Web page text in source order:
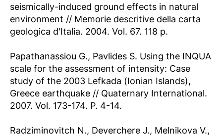
seismically-induced ground effects in natural
environment // Memorie descritive della carta
geologica d'Italia. 2004. Vol. 67. 118 p.
Papathanassiou G., Pavlides S. Using the INQUA
scale for the assessment of intensity: Case
study of the 2003 Lefkada (Ionian Islands),
Greece earthquake // Quaternary International.
2007. Vol. 173-174. P. 4-14.
Radziminovitch N., Deverchere J., Melnikova V.,